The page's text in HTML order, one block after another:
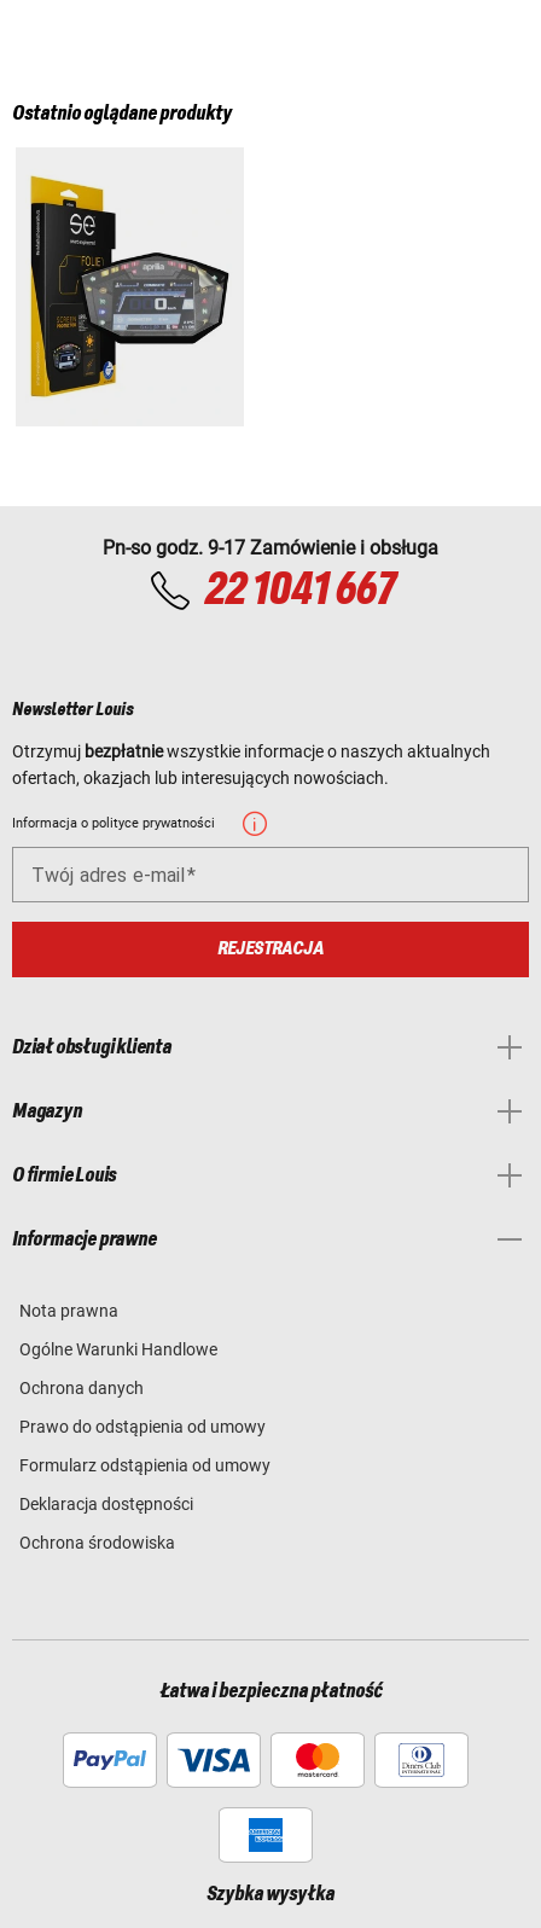
Ostatnio oglądane produkty
Pn-so godz. 9-17 Zamówienie i obsługa
22 1041 667
Newsletter Louis
Otrzymuj bezpłatniewszystkie informacje o naszych aktualnych
ofertach, okazjach lub interesujących nowościach.
Informacja o polityce prywatności
Twój adres e-mail
REJESTRACJA
Dział obsługi klienta
Magazyn
O firmie Louis
Informacje prawne
Nota prawna
Ogólne Warunki Handlowe
Ochrona danych
Prawo do odstąpienia od umowy
Formularz odstąpienia od umowy
Deklaracja dostępności
Ochrona środowiska
Łatwa i bezpieczna płatność
Szybka wysyłka